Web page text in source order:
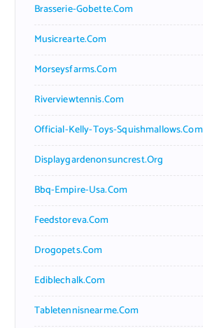
Brasserie-Gobette.com
Musicrearte.com
Morseysfarms.com
Riverviewtennis.com
Official-Kelly-Toys-Squishmallows.com
Displaygardenonsuncrest.org
Bbq-Empire-Usa.com
Feedstoreva.com
Drogopets.com
Ediblechalk.com
Tabletennisnearme.com